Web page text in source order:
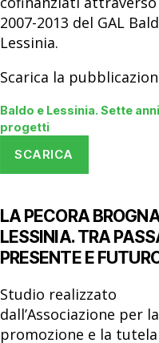
2007-2013 del GAL
Lessinia.
Scarica la
Baldo e Lessinia. Sette
progetti
SCARICA
LA PECORA
LESSINIA. TRA
PRESENTE E
Studio realizzato
dall’Associazione per la
promozione e la